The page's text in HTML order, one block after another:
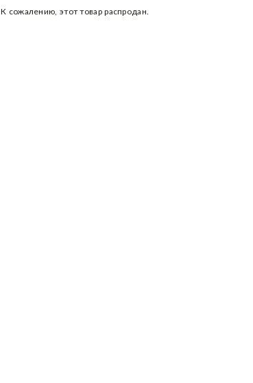
К сожалению, этот товар распродан.